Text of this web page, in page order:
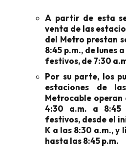
A partir de esta
venta de las
del Metro prestan
8:45 p.m., de lunes
festivos, de 7:30
Por su parte, los
estaciones de
Metrocable operan
4:30 a.m. a 8:45
festivos, desde el
K a las 8:30 a.m., y
hasta las 8:45 p.m.